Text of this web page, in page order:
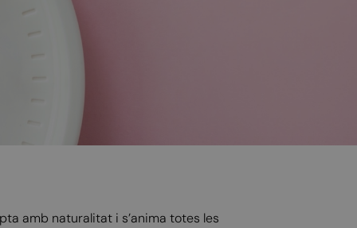
amb naturalitat i s’anima totes les